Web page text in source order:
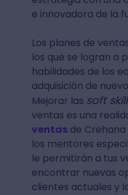
e innovadora de la
Los planes de
los que se logran a
habilidades de los
adquisición de
Mejorar las soft
ventas es una
ventasde Crehana
los mentores
le permitirán a tus
encontrar nuevas
clientes actuales y